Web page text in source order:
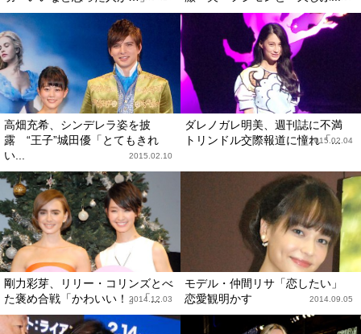
高畑充希、シンデレラ姿を披
露 “王子”城田優「とてもきれ
い...
2015.02.10
ダレノガレ明美、週刊誌に不満
トリンドル交際報道に憧れ「...
2015.02.04
剛力彩芽、リリー・コリンズとべ
た褒め合戦「かわいい！」「...
2014.12.03
モデル・仲間リサ「恋したい」
恋愛観明かす
2014.09.05